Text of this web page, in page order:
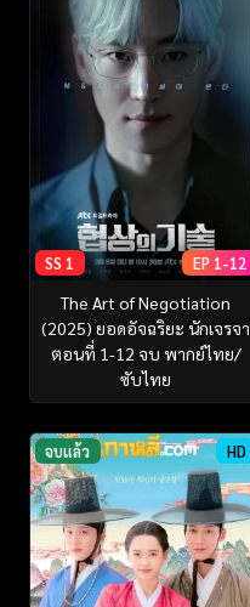
SS 1 EP 1-12
The Art of Negotiation
(2025) ยอดอัจฉริยะ นักเจรจา
ตอนที่ 1-12 จบ พากย์ไทย/
ซับไทย
จบแล้ว HD